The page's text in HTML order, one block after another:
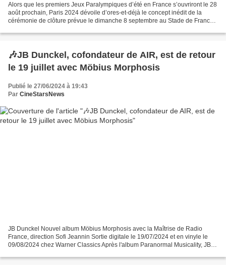
Alors que les premiers Jeux Paralympiques d’été en France s’ouvriront le 28
août prochain, Paris 2024 dévoile d’ores-et-déjà le concept inédit de la
cérémonie de clôture prévue le dimanche 8 septembre au Stade de France.
🎶JB Dunckel, cofondateur de AIR, est de retour
le 19 juillet avec Möbius Morphosis
Publié le 27/06/2024 à 19:43
Par CineStarsNews
JB Dunckel Nouvel album Möbius Morphosis avec la Maîtrise de Radio
France, direction Sofi Jeannin Sortie digitale le 19/07/2024 et en vinyle le
09/08/2024 chez Warner Classics Après l'album Paranormal Musicality, JB